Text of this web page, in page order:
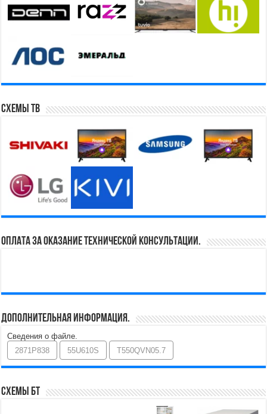
Схемы ТВ
Оплата за оказание технической консультации.
Дополнительная информация.
Сведения о файле.
2871P838
55U610S T550QVN05.7
Схемы БТ